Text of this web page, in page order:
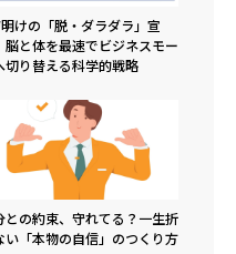
けの「脱・ダラダラ」宣
脳と体を最速でビジネスモー
切り替える科学的戦略
との約束、守れてる？一生折
い「本物の自信」のつくり方